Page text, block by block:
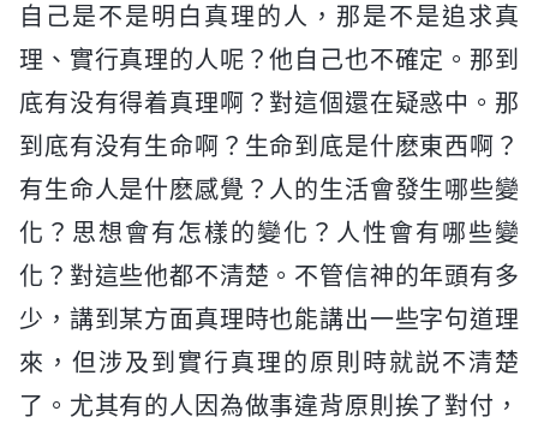
自己是不是明白真理的人，那是不是追求真
理、實行真理的人呢？他自己也不確定。那到
底有没有得着真理啊？對這個還在疑惑中。那
到底有没有生命啊？生命到底是什麽東西啊？
有生命人是什麽感覺？人的生活會發生哪些變
化？思想會有怎樣的變化？人性會有哪些變
化？對這些他都不清楚。不管信神的年頭有多
少，講到某方面真理時也能講出一些字句道理
來，但涉及到實行真理的原則時就説不清楚
了。尤其有的人因為做事違背原則挨了對付，